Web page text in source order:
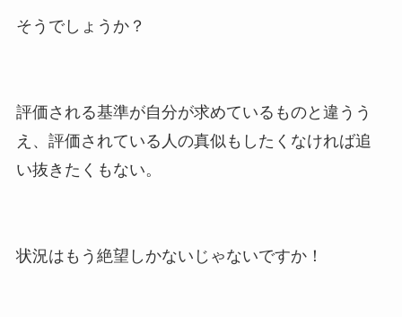
そうでしょうか？
評価される基準が自分が求めているものと違うう
え、評価されている人の真似もしたくなければ追
い抜きたくもない。
状況はもう絶望しかないじゃないですか！